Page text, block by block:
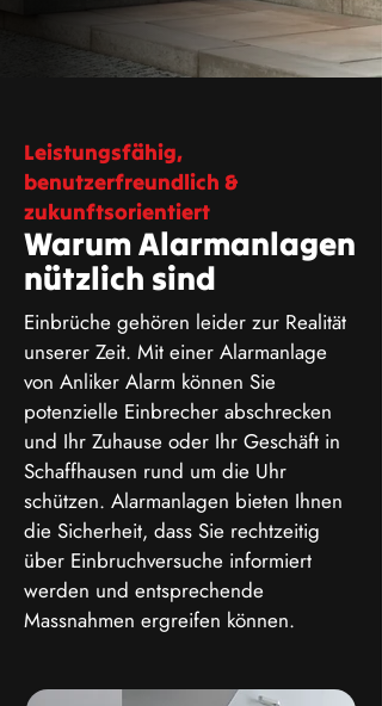
Leistungsfähig,
benutzerfreundlich &
zukunftsorientiert
Warum Alarmanlagen
nützlich sind
Einbrüche gehören leider zur Realität
unserer Zeit. Mit einer Alarmanlage
von Anliker Alarm können Sie
potenzielle Einbrecher abschrecken
und Ihr Zuhause oder Ihr Geschäft in
Schaffhausen rund um die Uhr
schützen. Alarmanlagen bieten Ihnen
die Sicherheit, dass Sie rechtzeitig
über Einbruchversuche informiert
werden und entsprechende
Massnahmen ergreifen können.